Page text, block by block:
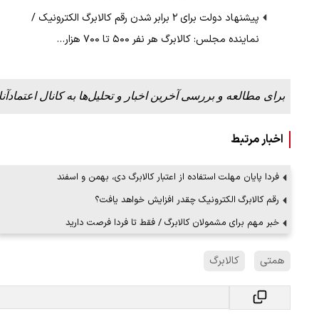
پیشنهاد دولت برای ۲ برابر شدن رقم کالابرگ الکترونیک /
نماینده مجلس: کالابرگ هر نفر ۵۰۰ تا ۷۰۰ هزار…
برای مطالعه و بررسی آخرین اخبار و تحلیل‌ها به کانال
اخبار مرتبط
فردا پایان مهلت استفاده از اعتبار کالابرگ دی، بهمن و اسفند
رقم کالابرگ الکترونیک چقدر افزایش خواهد یافت؟
خبر مهم برای مشمولان کالابرگ / فقط تا فردا فرصت دارید
همتی کالابرگ
۱۲ مرداد ۱۴۰۵